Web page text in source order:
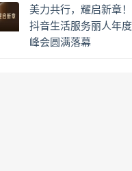
美力共行，耀启新章！
抖音生活服务丽人年度
峰会圆满落幕